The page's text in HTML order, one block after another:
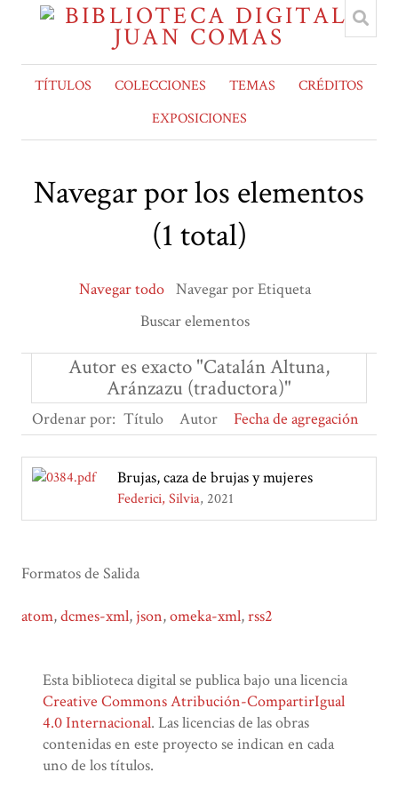
TÍTULOS COLECCIONES TEMAS
CRÉDITOS
EXPOSICIONES
Navegar por los elementos
(1 total)
Navegar todo Navegar por Etiqueta
Buscar elementos
Autor es exacto "Catalán Altuna,
Aránzazu (traductora)"
Ordenar por: Título Autor Fecha de agregación
Brujas, caza de brujas y mujeres
Federici, Silvia 2021
Formatos de Salida
atom,dcmes-xml, json,omeka-xml,rss2
Esta biblioteca digital se publica bajo una licencia
Creative Commons Atribución-CompartirIgual
4.0 Internacional. Las licencias de las obras
contenidas en este proyecto se indican en cada
uno de los títulos.